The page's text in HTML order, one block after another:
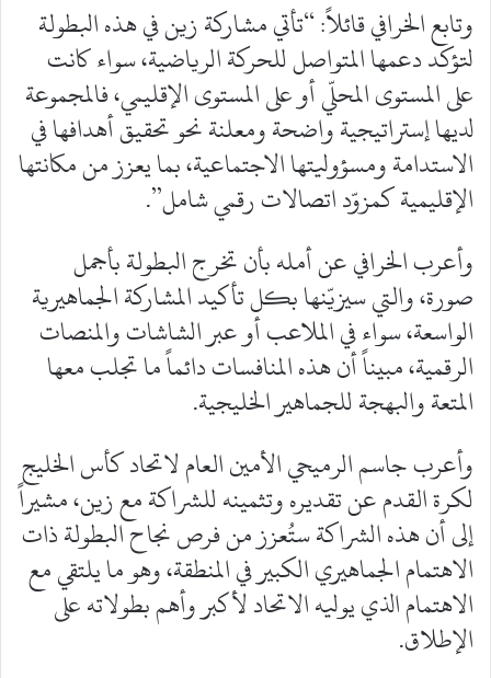
وتابع الخرافي قائلاً: “تأتي مشاركة زين في هذه البطولة
لتؤكد دعمها المتواصل للحركة الرياضية، سواء كانت
على المستوى المحلّي أو على المستوى الإقليمي، فالمجموعة
لديها إستراتيجية واضحة ومعلنة نحو تحقيق أهدافها في
الاستدامة ومسؤوليتها الاجتماعية، بما يعزز من مكانتها
الإقليمية كمزوّد اتصالات رقمي شامل”.
وأعرب الخرافي عن أمله بأن تخرج البطولة بأجمل
صورة، والتي سيزيّنها بكل تأكيد المشاركة الجماهيرية
الواسعة، سواء في الملاعب أو عبر الشاشات والمنصات
الرقمية، مبيناً أن هذه المنافسات دائماً ما تجلب معها
المتعة والبهجة للجماهير الخليجية.
وأعرب جاسم الرميحي الأمين العام لاتحاد كأس الخليج
لكرة القدم عن تقديره وتثمينه للشراكة مع زين، مشيراً
إلى أن هذه الشراكة ستُعزز من فرص نجاح البطولة ذات
الاهتمام الجماهيري الكبير في المنطقة، وهو ما يلتقي مع
الاهتمام الذي يوليه الاتحاد لأكبر وأهم بطولاته على
الإطلاق.